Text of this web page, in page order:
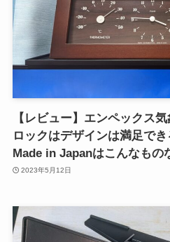
【レビュー】エンペックス
ロックはデザインは満足でき
Made in Japanはこんなもの
2023年5月12日